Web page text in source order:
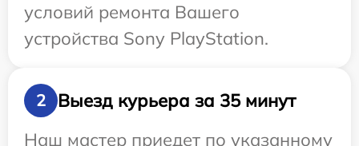
условий ремонта Вашего
устройства Sony PlayStation.
2
Выезд курьера за 35 минут
Наш мастер приедет по указанному